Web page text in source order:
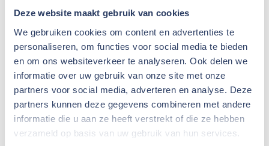
Deze website maakt gebruik van cookies
We gebruiken cookies om content en advertenties te
personaliseren, om functies voor social media te bieden
en om ons websiteverkeer te analyseren. Ook delen we
informatie over uw gebruik van onze site met onze
partners voor social media, adverteren en analyse. Deze
partners kunnen deze gegevens combineren met andere
informatie die u aan ze heeft verstrekt of die ze hebben
verzameld op basis van uw gebruik van hun services.
schuld een onderdeel is van de berekening, gaat het
bij de gearing ratio specifiek om de verhouding tussen
schulden en eigen vermogen. Het is dus niet alleen een
kwestie van hoeveel schulden een bedrijf heeft, maar
ook hoeveel eigen vermogen er tegenover staat.
Gearing Ratio formule
De formule om de gearing ratio te berekenen is: